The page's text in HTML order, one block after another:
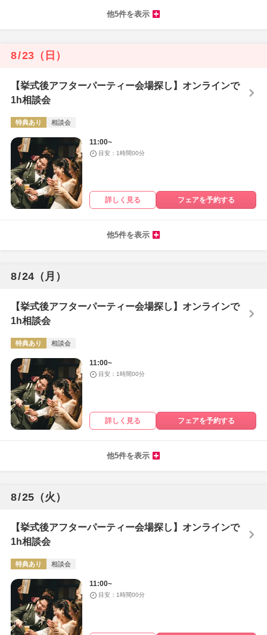
他5件を表示
8/23 （日）
【挙式後アフターパーティー会場探し】オンラインで
1h相談会
特典あり 相談会
11:00~
目安：1時間00分
詳しく見る フェアを予約する
他5件を表示
8/24 （月）
【挙式後アフターパーティー会場探し】オンラインで
1h相談会
特典あり 相談会
11:00~
目安：1時間00分
詳しく見る フェアを予約する
他5件を表示
8/25 （火）
【挙式後アフターパーティー会場探し】オンラインで
1h相談会
特典あり 相談会
11:00~
目安：1時間00分